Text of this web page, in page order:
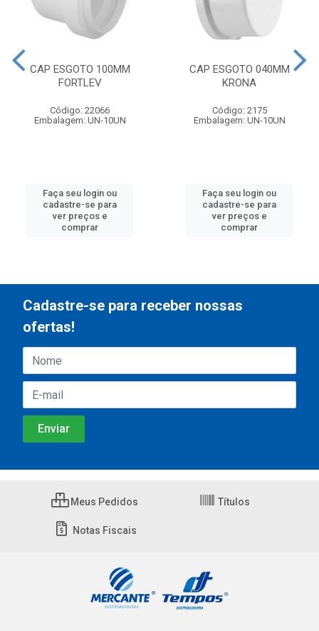
CAP ESGOTO 100MM
FORTLEV
Código: 22066
Embalagem: UN-10UN
Faça seu login ou
cadastre-se para
ver preços e
comprar
CAP ESGOTO 040MM
KRONA
Código: 2175
Embalagem: UN-10UN
Faça seu login ou
cadastre-se para
ver preços e
comprar
Cadastre-se para receber nossas
ofertas!
Meus Pedidos Títulos
Notas Fiscais